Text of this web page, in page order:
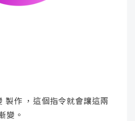
製作 ，這個指令就會讓這兩
變。